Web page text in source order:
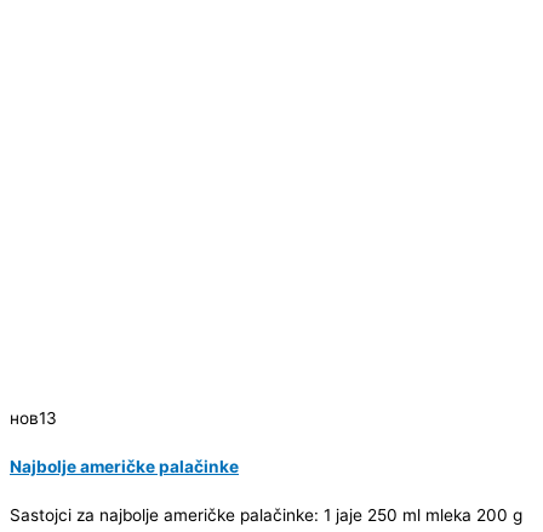
нов13
Najbolje američke palačinke
Sastojci za najbolje američke palačinke: 1 jaje 250 ml mleka 200 g